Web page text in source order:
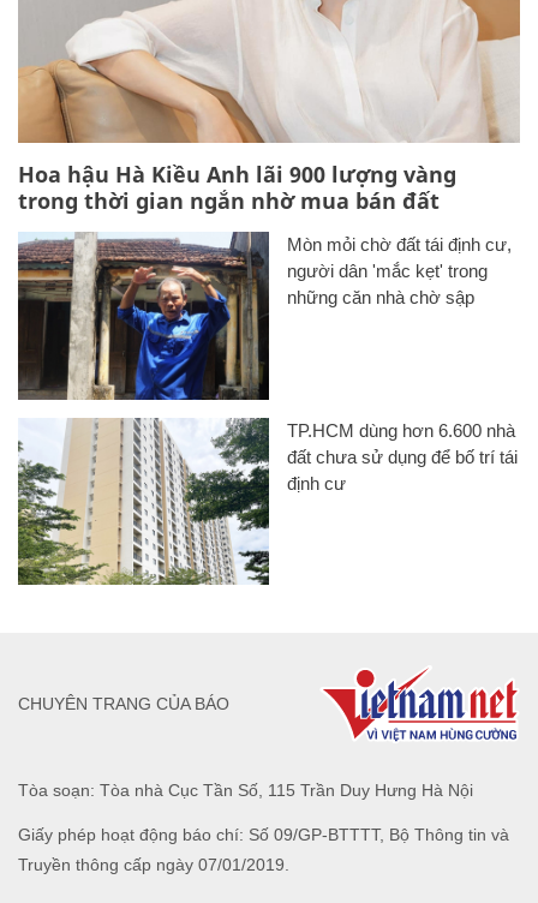
Hoa hậu Hà Kiều Anh lãi 900 lượng vàng
trong thời gian ngắn nhờ mua bán đất
Mòn mỏi chờ đất tái định cư,
người dân 'mắc kẹt' trong
những căn nhà chờ sập
TP.HCM dùng hơn 6.600 nhà
đất chưa sử dụng để bố trí tái
định cư
Tòa soạn: Tòa nhà Cục Tần Số, 115 Trần Duy Hưng Hà Nội
Giấy phép hoạt động báo chí: Số 09/GP-BTTTT, Bộ Thông tin và
Truyền thông cấp ngày 07/01/2019.
CHUYÊN TRANG CỦA BÁO